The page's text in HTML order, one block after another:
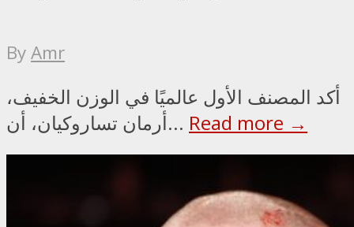
ByAmr
أكد المصنف الأول عالميًا في الوزن الخفيف،
أرمان تساروكيان، أن... Read more →